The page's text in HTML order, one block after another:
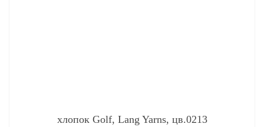
хлопок Golf, Lang Yarns, цв.0213